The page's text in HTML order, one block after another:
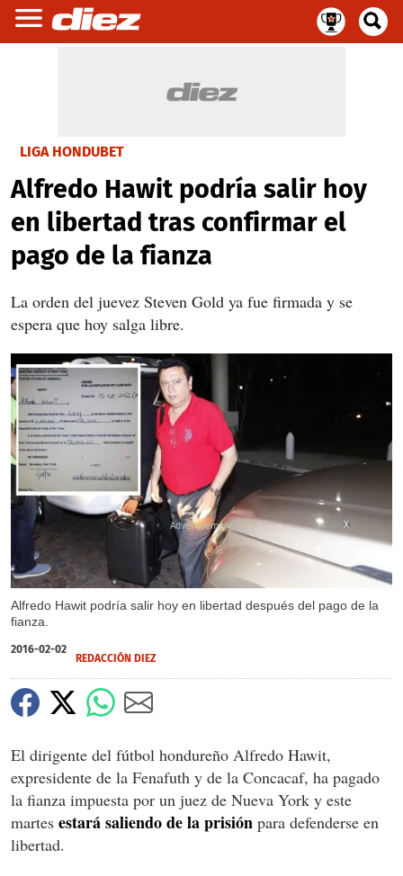
LIGA HONDUBET
Alfredo Hawit podría salir hoy
en libertad tras confirmar el
pago de la fianza
La orden del juevez Steven Gold ya fue firmada y se
espera que hoy salga libre.
Alfredo Hawit podría salir hoy en libertad después del pago de la
fianza.
X
2016-02-02
REDACCIÓN DIEZ
El dirigente del fútbol hondureño Alfredo Hawit,
expresidente de la Fenafuth y de la Concacaf, ha pagado
la fianza impuesta por un juez de Nueva York y este
martes estará saliendo de la prisión para defenderse en
libertad.